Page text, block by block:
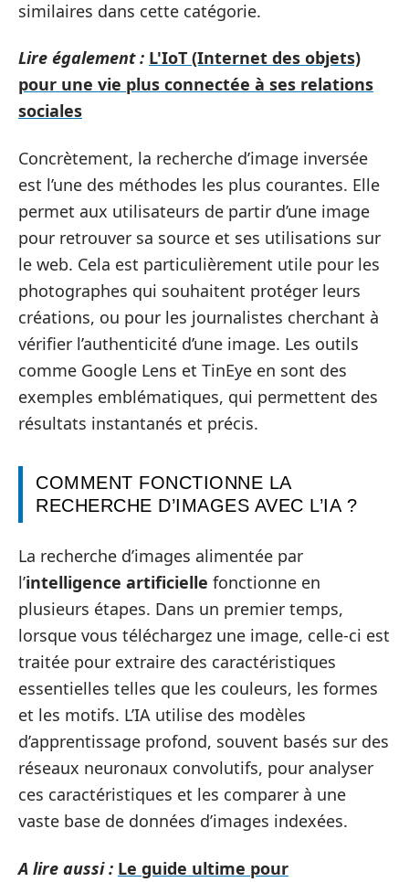
similaires dans cette catégorie.
Lire également : L'IoT (Internet des objets)
pour une vie plus connectée à ses relations
sociales
Concrètement, la recherche d’image inversée
est l’une des méthodes les plus courantes. Elle
permet aux utilisateurs de partir d’une image
pour retrouver sa source et ses utilisations sur
le web. Cela est particulièrement utile pour les
photographes qui souhaitent protéger leurs
créations, ou pour les journalistes cherchant à
vérifier l’authenticité d’une image. Les outils
comme Google Lens et TinEye en sont des
exemples emblématiques, qui permettent des
résultats instantanés et précis.
COMMENT FONCTIONNE LA
RECHERCHE D’IMAGES AVEC L’IA ?
La recherche d’images alimentée par
l’intelligence artificielle fonctionne en
plusieurs étapes. Dans un premier temps,
lorsque vous téléchargez une image, celle-ci est
traitée pour extraire des caractéristiques
essentielles telles que les couleurs, les formes
et les motifs. L’IA utilise des modèles
d’apprentissage profond, souvent basés sur des
réseaux neuronaux convolutifs, pour analyser
ces caractéristiques et les comparer à une
vaste base de données d’images indexées.
A lire aussi : Le guide ultime pour